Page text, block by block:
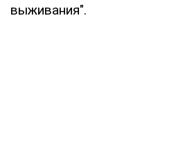
выживания".